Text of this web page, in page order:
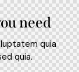
need
quia
quia.